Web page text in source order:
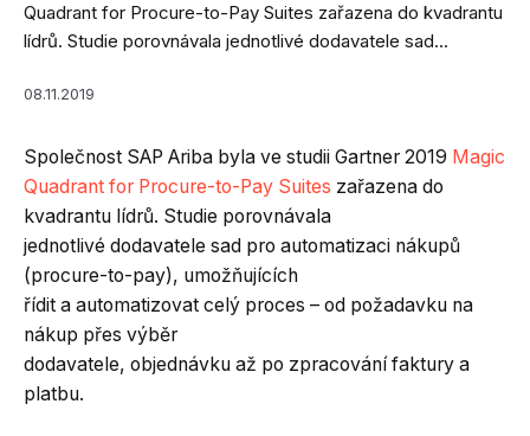
Quadrant for Procure-to-Pay Suites zařazena do kvadrantu
lídrů. Studie porovnávala jednotlivé dodavatele sad...
08.11.2019
Společnost SAP Ariba byla ve studii Gartner 2019 Magic
Quadrant for Procure-to-Pay Suites zařazena do
kvadrantu lídrů. Studie porovnávala
jednotlivé dodavatele sad pro automatizaci nákupů
(procure-to-pay), umožňujících
řídit a automatizovat celý proces – od požadavku na
nákup přes výběr
dodavatele, objednávku až po zpracování faktury a
platbu.